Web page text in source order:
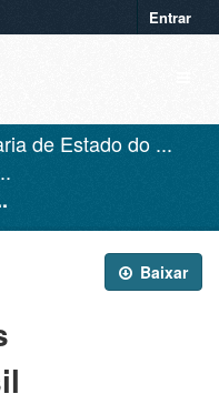
Entrar
de Estado do ...
Baixar